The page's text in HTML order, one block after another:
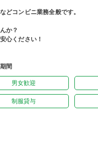
どコンビニ業務全般です。
か？
心ください！
間
男女歓迎
制服貸与